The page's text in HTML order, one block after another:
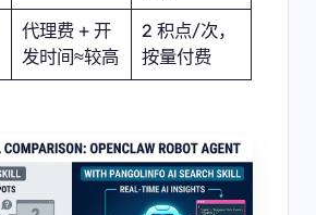
代理费 + 开
发时间≈较高
2 积点/次，
按量付费